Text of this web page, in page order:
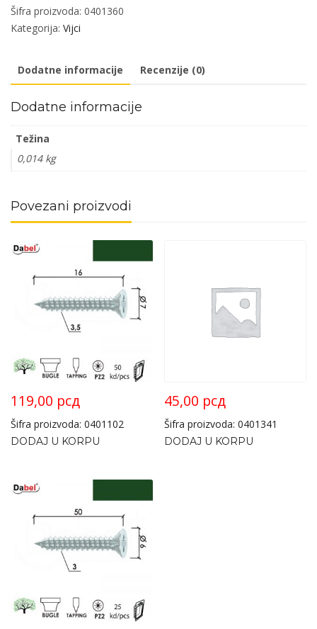
ZnB
M4x16/7mm
5.6
količina
Šifra proizvoda: 0401360
Kategorija: Vijci
Dodatne informacije Recenzije (0)
Dodatne informacije
Težina
0,014 kg
Povezani proizvodi
119,00 рсд
Šifra proizvoda: 0401102
DODAJ U KORPU
45,00 рсд
Šifra proizvoda: 0401341
DODAJ U KORPU